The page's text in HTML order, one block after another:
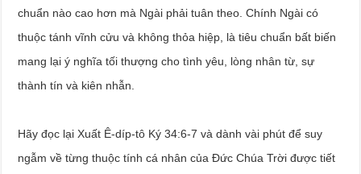
chuẩn nào cao hơn mà Ngài phải tuân theo. Chính Ngài có
thuộc tánh vĩnh cửu và không thỏa hiệp, là tiêu chuẩn bất biến
mang lại ý nghĩa tối thượng cho tình yêu, lòng nhân từ, sự
thành tín và kiên nhẫn.
Hãy đọc lại Xuất Ê-díp-tô Ký 34:6-7 và dành vài phút để suy
ngẫm về từng thuộc tính cá nhân của Đức Chúa Trời được tiết